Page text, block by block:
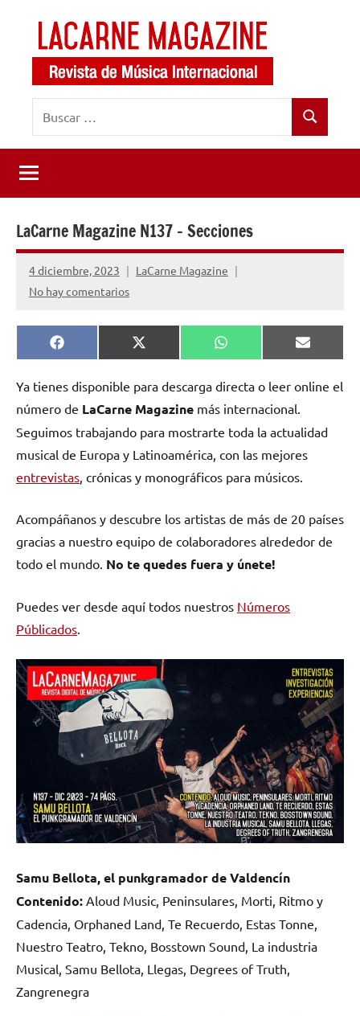
contenido
LaCarne
Magazine
de
música
internacional
Buscar
LaCarne Magazine N137 – Secciones
4 diciembre, 2023
LaCarne Magazine
No hay comentarios
Compartir
en
Facebook
Compartir
en
X
(Twitter)
Compartir
en
WhatsApp
en
Email
Ya tienes disponible para descarga directa o leer online el
número de LaCarne Magazine más internacional.
Seguimos trabajando para mostrarte toda la actualidad
musical de Europa y Latinoamérica, con las mejores
entrevistas , crónicas y monográficos para músicos.
Acompáñanos y descubre los artistas de más de 20 países
gracias a nuestro equipo de colaboradores alrededor de
todo el mundo. No te quedes fuera y únete!
Puedes ver desde aquí todos nuestros Números
Públicados
Samu Bellota, el punkgramador de Valdencín
Contenido: Aloud Music, Peninsulares, Morti, Ritmo y
Cadencia, Orphaned Land, Te Recuerdo, Estas Tonne,
Nuestro Teatro, Tekno, Bosstown Sound, La industria
Musical, Samu Bellota, Llegas, Degrees of Truth,
Zangrenegra